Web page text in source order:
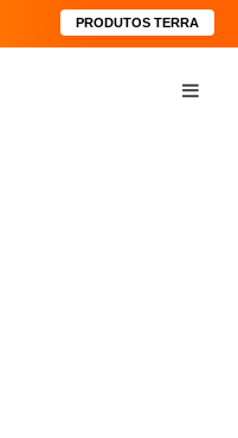
PRODUTOS TERRA